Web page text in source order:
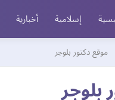
إسلامية أخبارية
موقع دكتور بلوجر
بلوجر